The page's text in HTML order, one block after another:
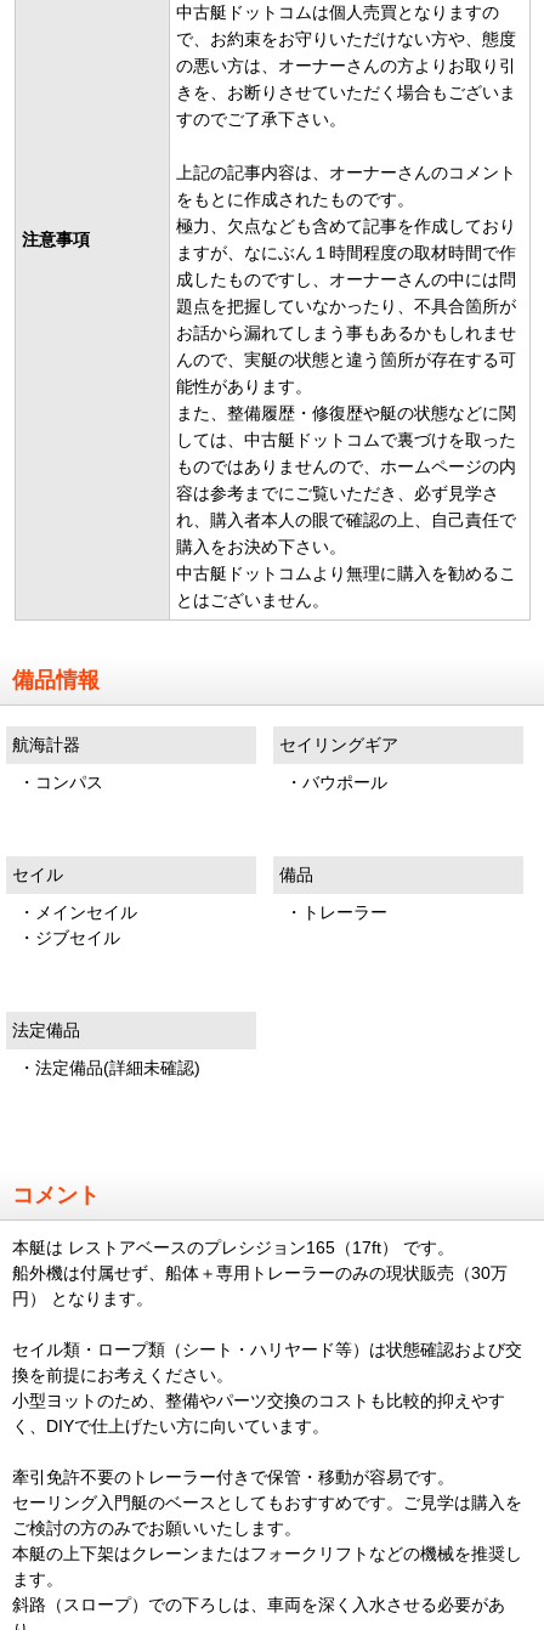
注意事項
中古艇ドットコムは個人売買となりますの
で、お約束をお守りいただけない方や、態度
の悪い方は、オーナーさんの方よりお取り引
きを、お断りさせていただく場合もございま
すのでご了承下さい。
上記の記事内容は、オーナーさんのコメント
をもとに作成されたものです。
極力、欠点なども含めて記事を作成しており
ますが、なにぶん１時間程度の取材時間で作
成したものですし、オーナーさんの中には問
題点を把握していなかったり、不具合箇所が
お話から漏れてしまう事もあるかもしれませ
んので、実艇の状態と違う箇所が存在する可
能性があります。
また、整備履歴・修復歴や艇の状態などに関
しては、中古艇ドットコムで裏づけを取った
ものではありませんので、ホームページの内
容は参考までにご覧いただき、必ず見学さ
れ、購入者本人の眼で確認の上、自己責任で
購入をお決め下さい。
中古艇ドットコムより無理に購入を勧めるこ
とはございません。
備品情報
航海計器
・コンパス
セイリングギア
・バウポール
セイル
・メインセイル
・ジブセイル
備品
・トレーラー
法定備品
・法定備品(詳細未確認)
コメント
本艇は レストアベースのプレシジョン165（17ft） です。
船外機は付属せず、船体＋専用トレーラーのみの現状販売（30万
円） となります。
セイル類・ロープ類（シート・ハリヤード等）は状態確認および交
換を前提にお考えください。
小型ヨットのため、整備やパーツ交換のコストも比較的抑えやす
く、DIYで仕上げたい方に向いています。
牽引免許不要のトレーラー付きで保管・移動が容易です。
セーリング入門艇のベースとしてもおすすめです。ご見学は購入を
ご検討の方のみでお願いいたします。
本艇の上下架はクレーンまたはフォークリフトなどの機械を推奨し
ます。
斜路（スロープ）での下ろしは、車両を深く入水させる必要があ